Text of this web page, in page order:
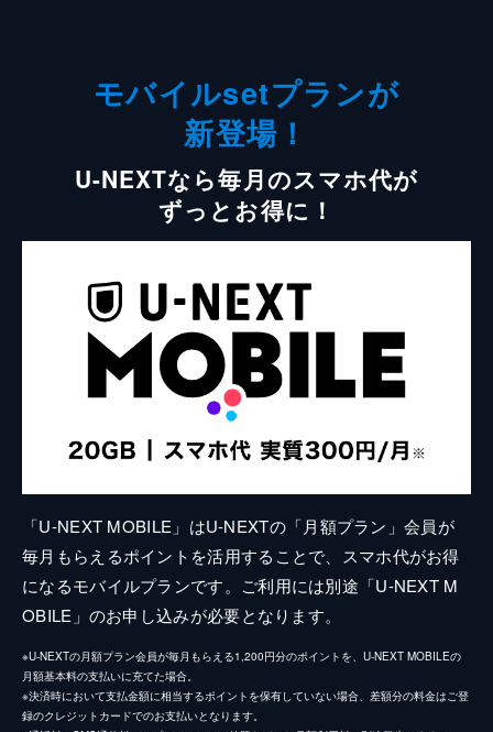
モバイルsetプランが
新登場！
U-NEXTなら毎月のスマホ代が
ずっとお得に！
「U-NEXT MOBILE」はU-NEXTの「月額プラン」会員が
毎月もらえるポイントを活用することで、スマホ代がお得
になるモバイルプランです。ご利用には別途「U-NEXT M
OBILE」のお申し込みが必要となります。
※U-NEXTの月額プラン会員が毎月もらえる1,200円分のポイントを、U-NEXT MOBILEの
月額基本料の支払いに充てた場合。
※決済時において支払金額に相当するポイントを保有していない場合、差額分の料金はご登
録のクレジットカードでのお支払いとなります。